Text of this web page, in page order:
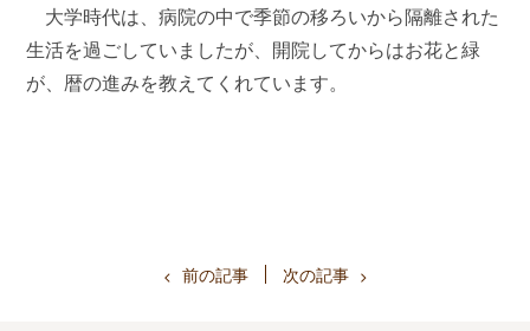
大学時代は、病院の中で季節の移ろいから隔離された
生活を過ごしていましたが、開院してからはお花と緑
が、暦の進みを教えてくれています。
前の記事 次の記事